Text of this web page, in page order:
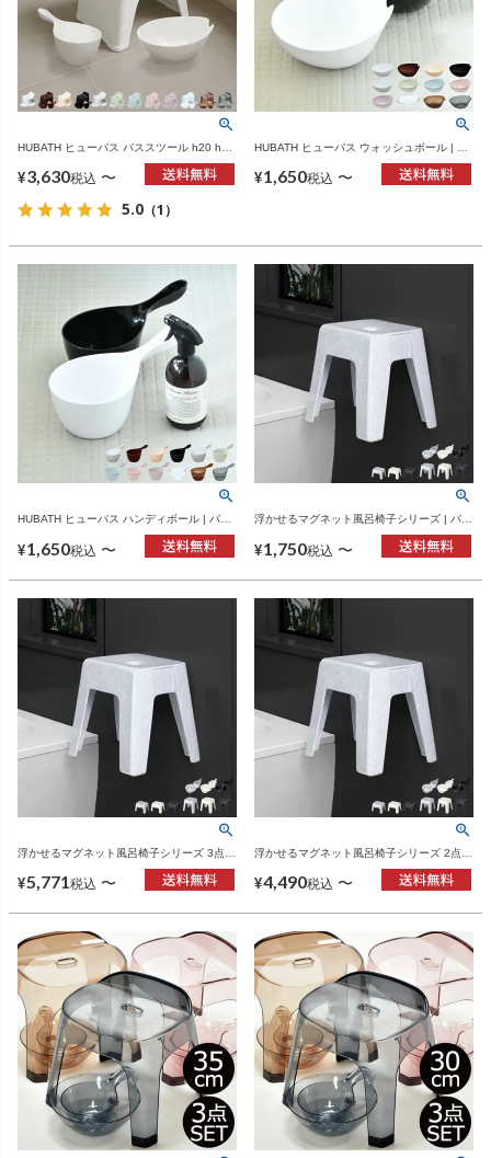
HUBATH ヒューバス バススツール h20 h25
¥3,630税込 〜
5.0 （1）
HUBATH ヒューバス ウォッシュボール | バ
¥1,650税込 〜
HUBATH ヒューバス ハンディボール | バス
¥1,650税込 〜
浮かせるマグネット風呂椅子シリーズ | バス
¥1,750税込 〜
浮かせるマグネット風呂椅子シリーズ 3点セ
¥5,771税込 〜
浮かせるマグネット風呂椅子シリーズ 2点セ
¥4,490税込 〜